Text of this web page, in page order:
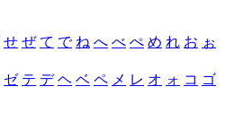
せ ぜ て で ね へ べ ぺ め れ お ぉ
ゼ テ デ ヘ ベ ペ メ レ オ ォ コ ゴ